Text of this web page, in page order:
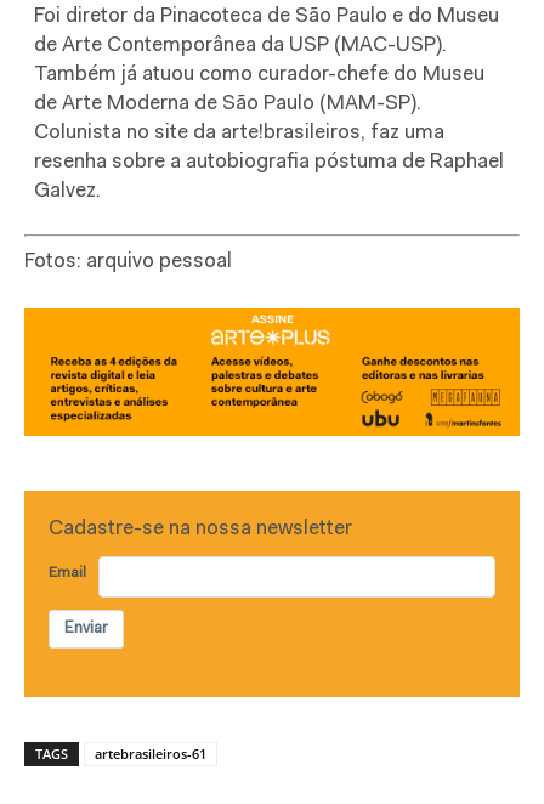
Foi diretor da Pinacoteca de São Paulo e do Museu
de Arte Contemporânea da USP (MAC-USP).
Também já atuou como curador-chefe do Museu
de Arte Moderna de São Paulo (MAM-SP).
Colunista no site da arte!brasileiros, faz uma
resenha sobre a autobiografia póstuma de Raphael
Galvez.
Fotos: arquivo pessoal
Cadastre-se na nossa newsletter
Email
Enviar
TAGS artebrasileiros-61